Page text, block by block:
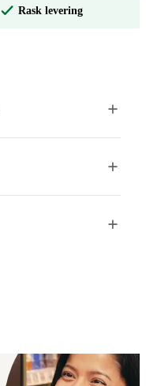
Rask levering